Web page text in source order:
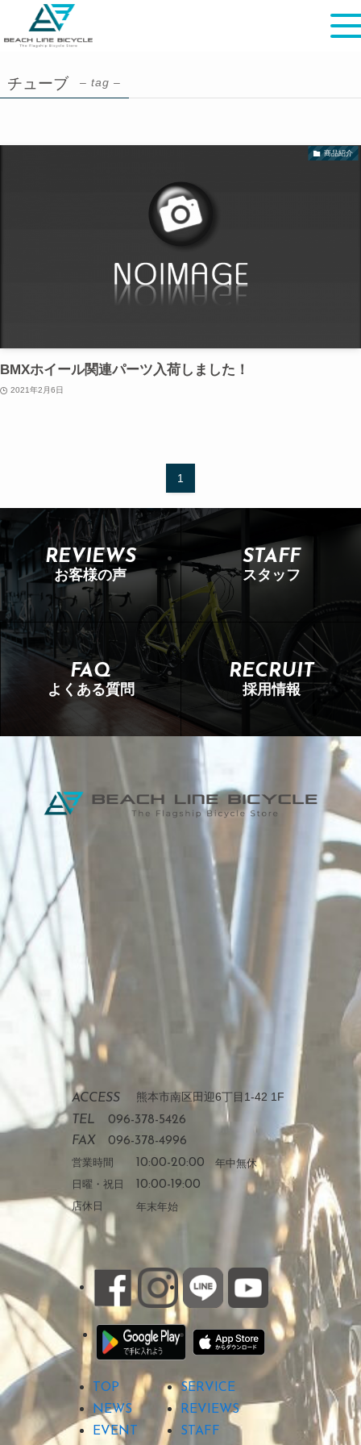
チューブ – tag –
商品紹介
BMXホイール関連パーツ入荷しました！
2021年2月6日
1
REVIEWS
お客様の声
STAFF
スタッフ
FAQ
よくある質問
RECRUIT
採用情報
ACCESS 熊本市南区田迎6丁目1-42 1F
TEL
096-378-5426
FAX
096-378-4996
営業時間 10:00-20:00 年中無休
日曜・祝日
10:00-19:00
店休日 年末年始
TOP
SERVICE
NEWS
REVIEWS
EVENT
STAFF